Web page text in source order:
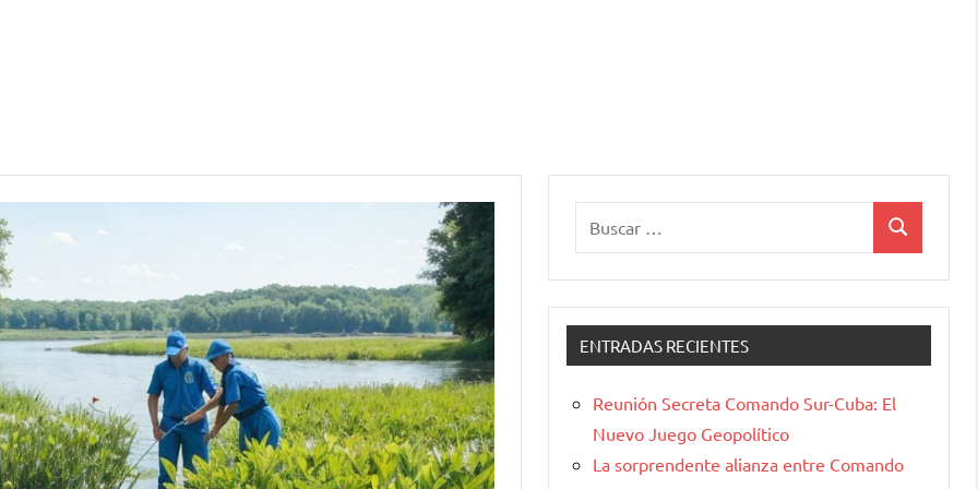
Buscar
ENTRADAS RECIENTES
Reunión Secreta Comando Sur-Cuba: El
Nuevo Juego Geopolítico
La sorprendente alianza entre Comando